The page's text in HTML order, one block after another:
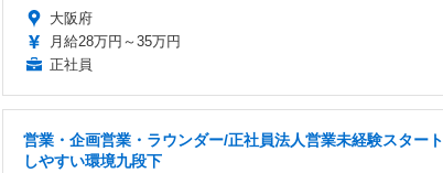
大阪府
月給28万円～35万円
正社員
営業・企画営業・ラウンダー/正社員法人営業未経験スタート
しやすい環境九段下